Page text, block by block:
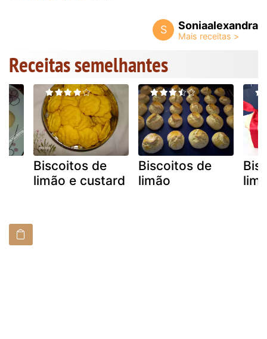
S Soniaalexandra
Receitas semelhantes
Biscoitos de
limão e custard
Biscoitos de
limão